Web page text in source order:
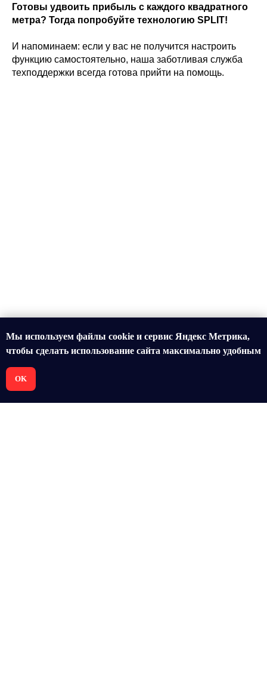
Мы используем файлы cookie и сервис Яндекс Метрика,
чтобы сделать использование сайта максимально удобным
OK
Готовы удвоить прибыль с каждого квадратного
метра? Тогда попробуйте технологию SPLIT!
И напоминаем: если у вас не получится настроить
функцию самостоятельно, наша заботливая служба
техподдержки всегда готова прийти на помощь.